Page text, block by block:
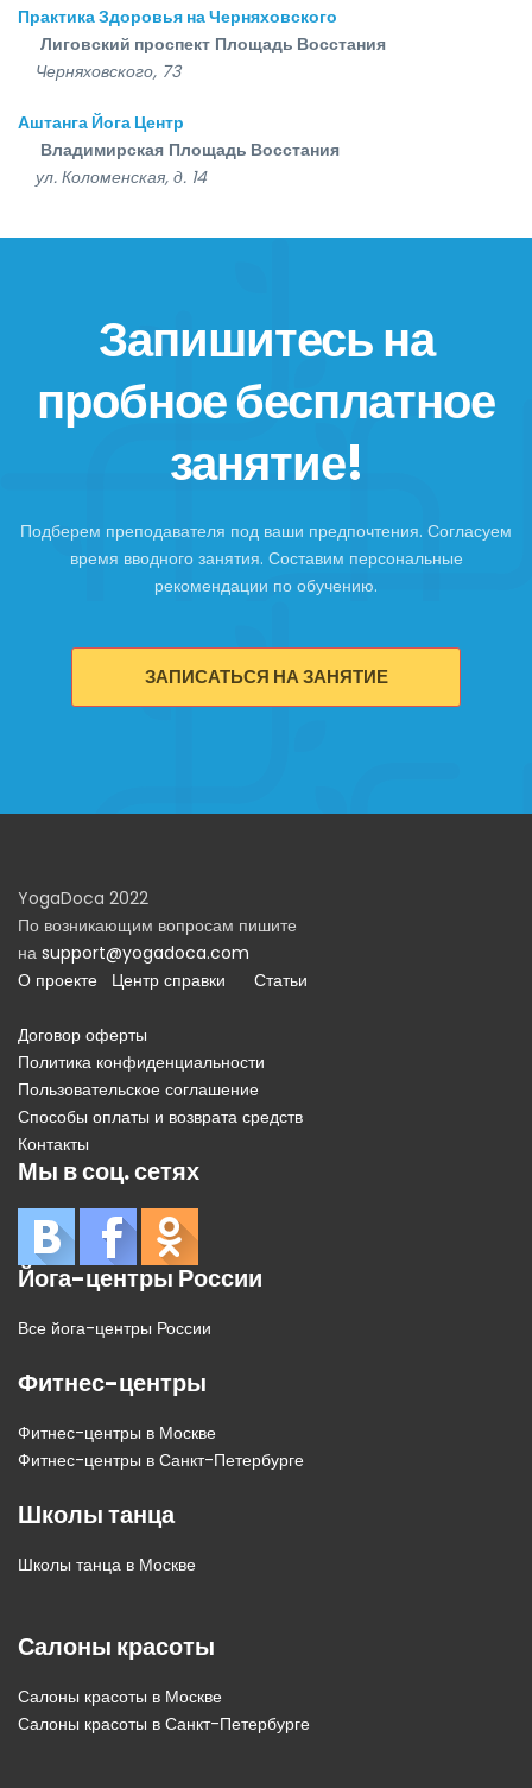
Практика Здоровья на Черняховского
Лиговский проспект Площадь Восстания
Черняховского, 73
Аштанга Йога Центр
Владимирская Площадь Восстания
ул. Коломенская, д. 14
Запишитесь на
пробное бесплатное
занятие!
Подберем преподавателя под ваши предпочтения. Согласуем
время вводного занятия. Составим персональные
рекомендации по обучению.
ЗАПИСАТЬСЯ НА ЗАНЯТИЕ
YogaDoca 2022
По возникающим вопросам пишите
на support@yogadoca.com
О проекте
Центр справки Статьи
Договор оферты
Политика конфиденциальности
Пользовательское соглашение
Способы оплаты и возврата средств
Контакты
Мы в соц. сетях
Йога-центры России
Все йога-центры России
Фитнес-центры
Фитнес-центры в Москве
Фитнес-центры в Санкт-Петербурге
Школы танца
Школы танца в Москве
Салоны красоты
Салоны красоты в Москве
Салоны красоты в Санкт-Петербурге